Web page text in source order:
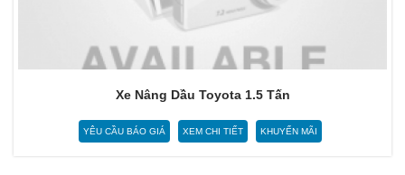
Xe Nâng Dầu Toyota 1.5 Tấn
YÊU CẦU BÁO GIÁ XEM CHI TIẾT KHUYẾN MÃI